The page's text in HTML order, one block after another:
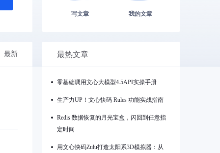
最新
写文章 我的文章
最热文章
零基础调用文心大模型4.5API实操手册
生产力UP！文心快码 Rules 功能实战指南
Redis 数据恢复的月光宝盒，闪回到任意指
定时间
用文心快码Zulu打造太阳系3D模拟器：从